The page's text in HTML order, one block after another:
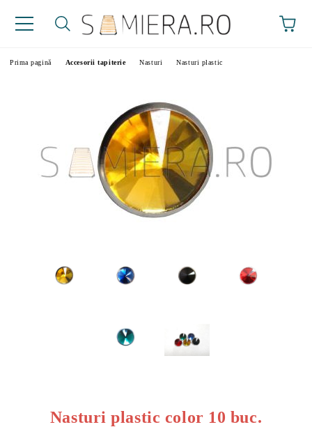
Prima pagină Accesorii tapiterie Nasturi Nasturi plastic
Nasturi plastic color 10 buc.